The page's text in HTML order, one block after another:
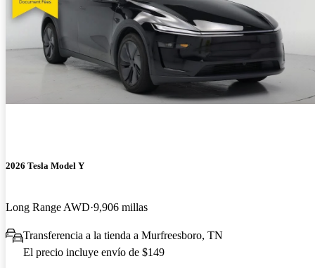
2026 Tesla Model Y
Long Range AWD 9,906 millas
Transferencia a la tienda a Murfreesboro, TN
El precio incluye envío de $149